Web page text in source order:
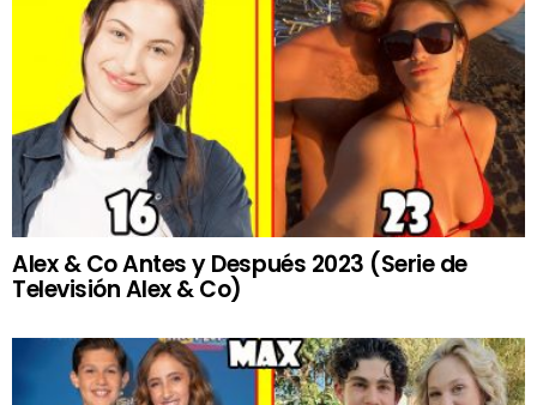
Alex & Co Antes y Después 2023 (Serie de
Televisión Alex & Co)